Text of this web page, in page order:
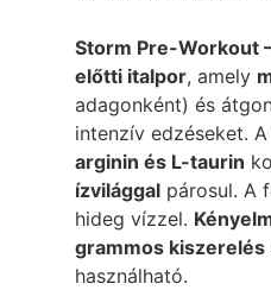
Storm Pre-Workout
előtti italpor, amely
adagonként) és
intenzív edzéseket. A
arginin és L-taurin
ízvilággal párosul. A
hideg vízzel.
grammos kiszerelés
használható.